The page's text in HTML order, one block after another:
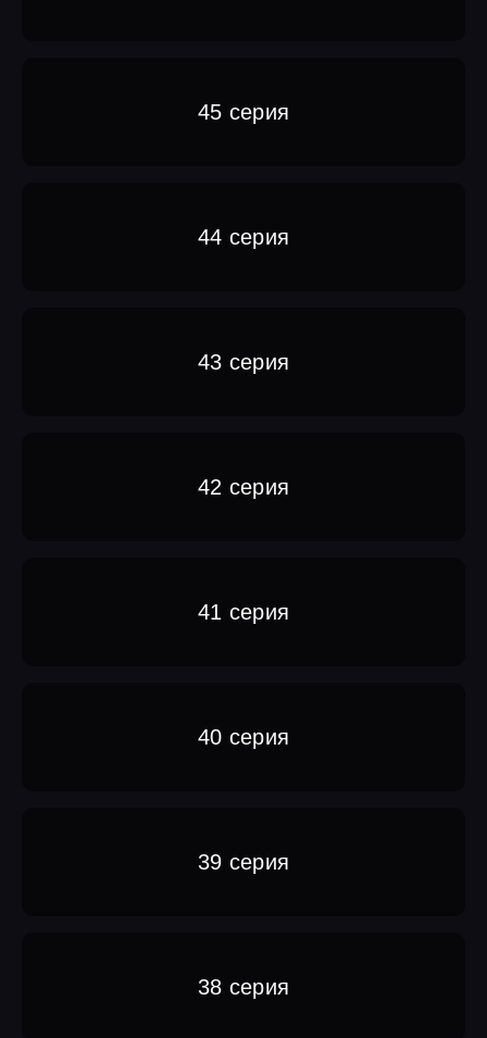
45 серия
44 серия
43 серия
42 серия
41 серия
40 серия
39 серия
38 серия